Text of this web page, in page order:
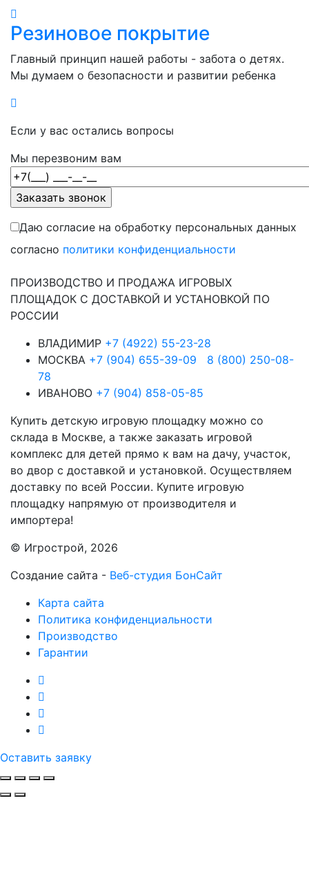
Резиновое покрытие
Главный принцип нашей работы - забота о детях.
Мы думаем о безопасности и развитии ребенка
Если у вас остались вопросы
Мы перезвоним вам
Даю согласие на обработку персональных данных
согласно политики конфиденциальности
ПРОИЗВОДСТВО И ПРОДАЖА ИГРОВЫХ
ПЛОЩАДОК С ДОСТАВКОЙ И УСТАНОВКОЙ ПО
РОССИИ
ВЛАДИМИР +7 (4922) 55-23-28
МОСКВА +7 (904) 655-39-09
8 (800) 250-08-
78
ИВАНОВО +7 (904) 858-05-85
Купить детскую игровую площадку можно со
склада в Москве, а также заказать игровой
комплекс для детей прямо к вам на дачу, участок,
во двор с доставкой и установкой. Осуществляем
доставку по всей России. Купите игровую
площадку напрямую от производителя и
импортера!
© Игрострой, 2026
Создание сайта - Веб-студия БонСайт
Карта сайта
Политика конфиденциальности
Производство
Гарантии
Оставить заявку